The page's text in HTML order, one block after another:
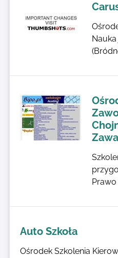
Prawo
Auto Szkoła
Ośrodek Szkolenia